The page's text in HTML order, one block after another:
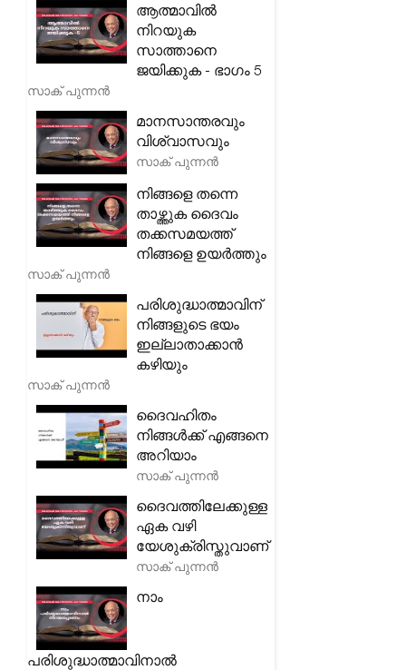
ആത്മാവിൽ
നിറയുക
സാത്താനെ
ജയിക്കുക - ഭാഗം 5
സാക് പുന്നൻ
മാനസാന്തരവും
വിശ്വാസവും
സാക് പുന്നൻ
നിങ്ങളെ തന്നെ
താഴ്ത്തുക ദൈവം
തക്കസമയത്ത്
നിങ്ങളെ ഉയർത്തും
സാക് പുന്നൻ
പരിശുദ്ധാത്മാവിന്
നിങ്ങളുടെ ഭയം
ഇല്ലാതാക്കാൻ
കഴിയും
സാക് പുന്നൻ
ദൈവഹിതം
നിങ്ങൾക്ക് എങ്ങനെ
അറിയാം
സാക് പുന്നൻ
ദൈവത്തിലേക്കുള്ള
ഏക വഴി
യേശുക്രിസ്തുവാണ്
സാക് പുന്നൻ
നാം
പരിശുദ്ധാത്മാവിനാൽ